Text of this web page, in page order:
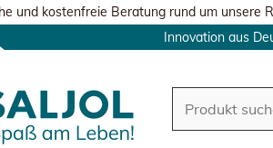
und kostenfreie Beratung rund um unsere
Innovation aus